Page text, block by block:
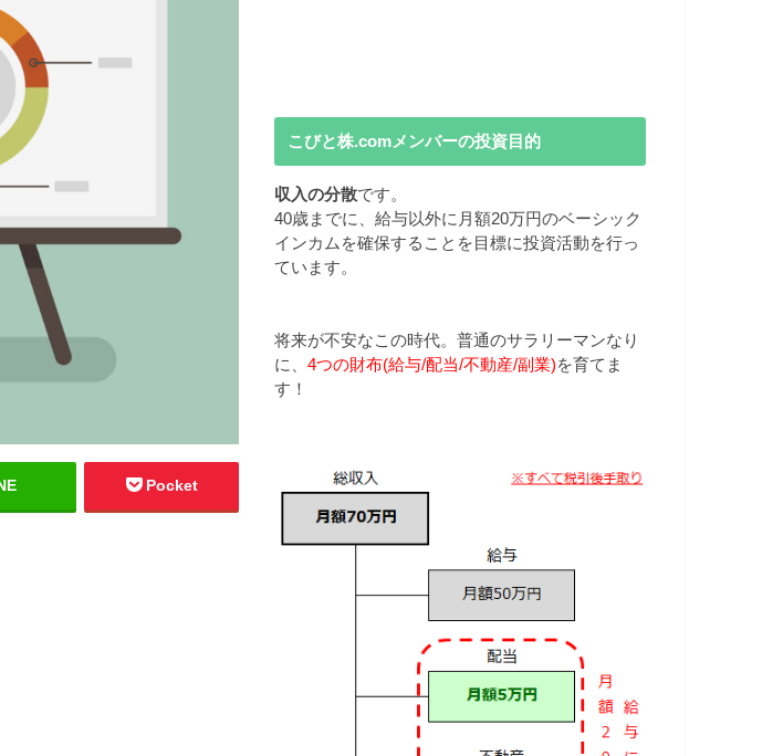
Pocket
こびと株.comメンバーの投資目的
収入の分散です。
40歳までに、給与以外に月額20万円のベーシック
インカムを確保することを目標に投資活動を行っ
ています。
将来が不安なこの時代。普通のサラリーマンなり
に、 4つの財布(給与/配当/不動産/副業)を育てま
す！